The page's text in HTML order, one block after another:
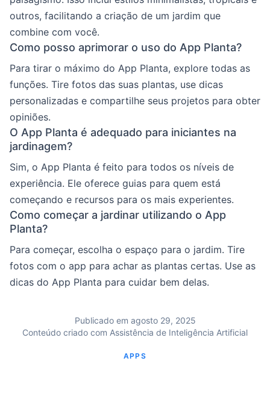
outros, facilitando a criação de um jardim que
combine com você.
Como posso aprimorar o uso do App Planta?
Para tirar o máximo do App Planta, explore todas as
funções. Tire fotos das suas plantas, use dicas
personalizadas e compartilhe seus projetos para obter
opiniões.
O App Planta é adequado para iniciantes na
jardinagem?
Sim, o App Planta é feito para todos os níveis de
experiência. Ele oferece guias para quem está
começando e recursos para os mais experientes.
Como começar a jardinar utilizando o App
Planta?
Para começar, escolha o espaço para o jardim. Tire
fotos com o app para achar as plantas certas. Use as
dicas do App Planta para cuidar bem delas.
Publicado em agosto 29, 2025
Conteúdo criado com Assistência de Inteligência Artificial
APPS